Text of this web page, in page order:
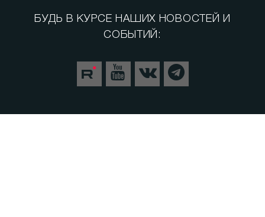
БУДЬ В КУРСЕ НАШИХ НОВОСТЕЙ И
СОБЫТИЙ: